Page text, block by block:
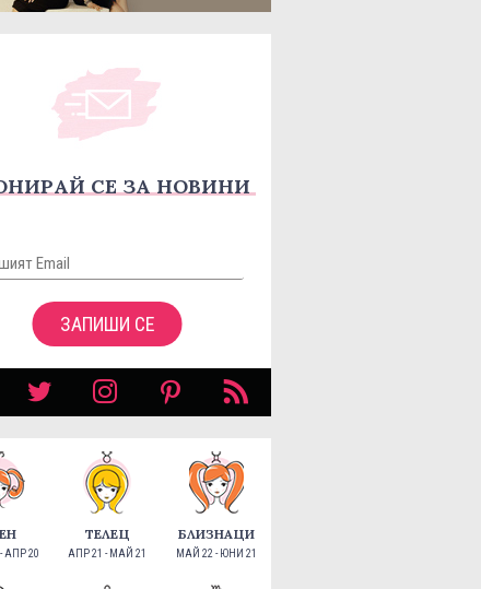
СЕ ЗА НОВИНИ
ЗАПИШИ СЕ
АПР 20
ТЕЛЕЦ
АПР 21 - МАЙ 21
БЛИЗНАЦИ
МАЙ 22 - ЮНИ 21